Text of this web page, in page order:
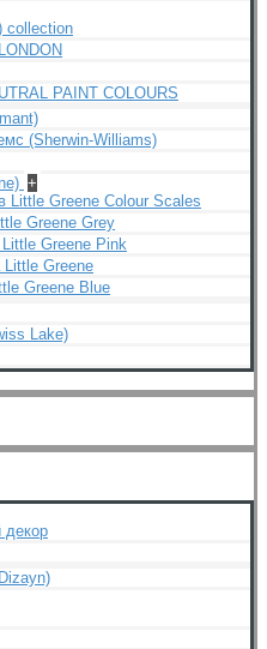
collection
PAINT COLOURS
(Sherwin-Williams)
+
Little Greene Colour Scales
Greene Grey
Greene Pink
Greene
Greene Blue
Lake)
декор